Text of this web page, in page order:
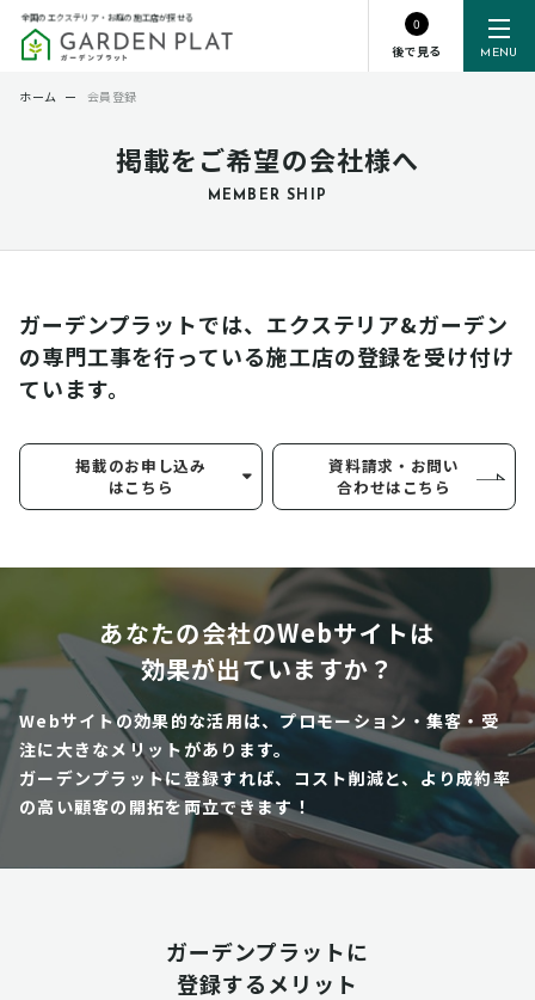
MENU
全国のエクステリア・お庭の施工店が探せる
0
後で見る
掲載をご希望の会社様へ
MEMBER SHIP
ホーム ー 会員登録
ガーデンプラットでは、エクステリア&ガーデン
の専門工事を行っている施工店の登録を受け付け
ています。
掲載のお申し込み
はこちら
資料請求・お問い
合わせはこちら
あなたの会社のWebサイトは
効果が出ていますか？
Webサイトの効果的な活用は、プロモーション・集客・受
注に大きなメリットがあります。
ガーデンプラットに登録すれば、コスト削減と、より成約率
の高い顧客の開拓を両立できます！
ガーデンプラットに
登録するメリット